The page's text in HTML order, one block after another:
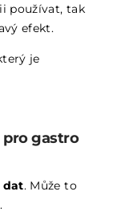
používat, tak
efekt.
je
pro gastro
dat. Může to